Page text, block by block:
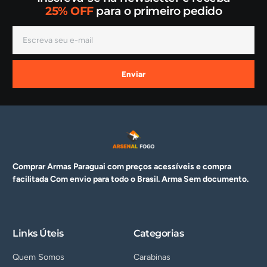
25% OFFpara o primeiro pedido
Enviar
Comprar Armas Paraguai com preços acessíveis e compra
facilitada Com envio para todo o Brasil. ArmaSem documento.
Links Úteis
Quem Somos
Categorias
Carabinas